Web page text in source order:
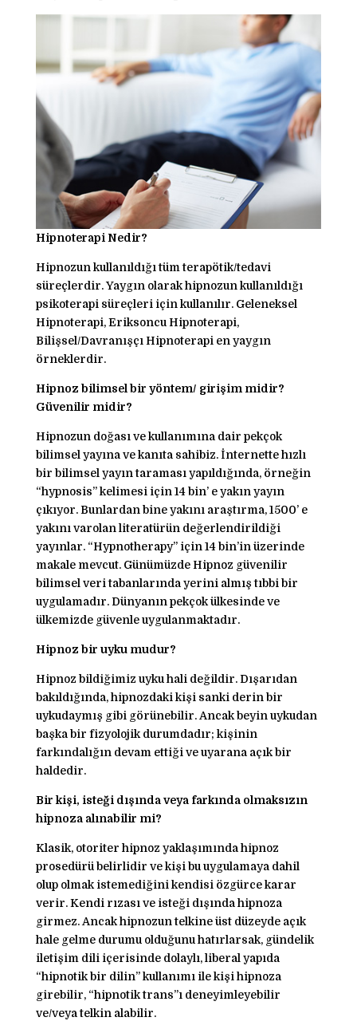
Hipnoterapi Nedir?
Hipnozun kullanıldığı tüm terapötik/tedavi
süreçlerdir. Yaygın olarak hipnozun kullanıldığı
psikoterapi süreçleri için kullanılır. Geleneksel
Hipnoterapi, Eriksoncu Hipnoterapi,
Bilişsel/Davranışçı Hipnoterapi en yaygın
örneklerdir.
Hipnoz bilimsel bir yöntem/ girişim midir?
Güvenilir midir?
Hipnozun doğası ve kullanımına dair pekçok
bilimsel yayına ve kanıta sahibiz. İnternette hızlı
bir bilimsel yayın taraması yapıldığında, örneğin
“hypnosis” kelimesi için 14 bin’ e yakın yayın
çıkıyor. Bunlardan bine yakını araştırma, 1500’ e
yakını varolan literatürün değerlendirildiği
yayınlar. “Hypnotherapy” için 14 bin’in üzerinde
makale mevcut. Günümüzde Hipnoz güvenilir
bilimsel veri tabanlarında yerini almış tıbbi bir
uygulamadır. Dünyanın pekçok ülkesinde ve
ülkemizde güvenle uygulanmaktadır.
Hipnoz bir uyku mudur?
Hipnoz bildiğimiz uyku hali değildir. Dışarıdan
bakıldığında, hipnozdaki kişi sanki derin bir
uykudaymış gibi görünebilir. Ancak beyin uykudan
başka bir fizyolojik durumdadır; kişinin
farkındalığın devam ettiği ve uyarana açık bir
haldedir.
Bir kişi, isteği dışında veya farkında olmaksızın
hipnoza alınabilir mi?
Klasik, otoriter hipnoz yaklaşımında hipnoz
prosedürü belirlidir ve kişi bu uygulamaya dahil
olup olmak istemediğini kendisi özgürce karar
verir. Kendi rızası ve isteği dışında hipnoza
girmez. Ancak hipnozun telkine üst düzeyde açık
hale gelme durumu olduğunu hatırlarsak, gündelik
iletişim dili içerisinde dolaylı, liberal yapıda
“hipnotik bir dilin” kullanımı ile kişi hipnoza
girebilir, “hipnotik trans”ı deneyimleyebilir
ve/veya telkin alabilir.